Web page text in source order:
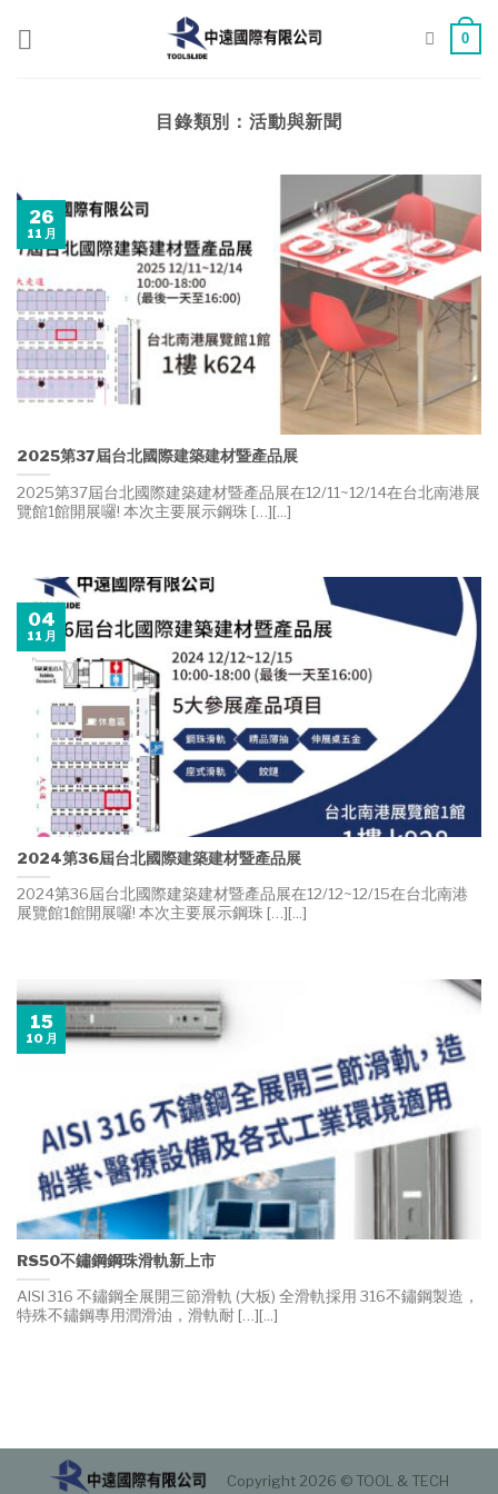
content
0
目錄類別： 活動與新聞
2025第37屆台北國際建築建材暨產品展
2025第37屆台北國際建築建材暨產品展在12/11~12/14在台北南港展
覽館1館開展囉! 本次主要展示鋼珠 […][...]
26
11 月
2024第36屆台北國際建築建材暨產品展
2024第36屆台北國際建築建材暨產品展在12/12~12/15在台北南港
展覽館1館開展囉! 本次主要展示鋼珠 […][...]
04
11 月
RS50不鏽鋼鋼珠滑軌新上市
AISI 316 不鏽鋼全展開三節滑軌 (大板) 全滑軌採用 316不鏽鋼製造，
特殊不鏽鋼專用潤滑油，滑軌耐 […][...]
15
10 月
Copyright 2026 © TOOL & TECH